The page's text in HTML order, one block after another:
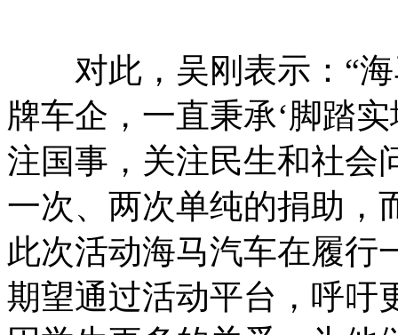
对此，吴刚表示：“海
牌车企，一直秉承‘脚踏
注国事，关注民生和社会
一次、两次单纯的捐助，
此次活动海马汽车在履行
期望通过活动平台，呼吁